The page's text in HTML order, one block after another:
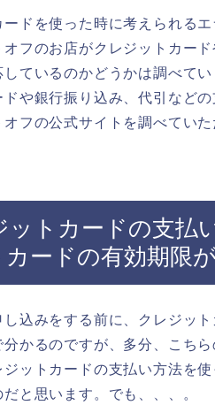
ドを使った時に考えられる
フのお店がクレジットカー
ているのかどうかは調べて
や銀行振り込み、代引など
フの公式サイトを調べていた
トカードの支払
ードの有効期限
込みをする前に、クレジッ
かるのですが、多分、こち
ットカードの支払い方法を
と思います。でも、、、。